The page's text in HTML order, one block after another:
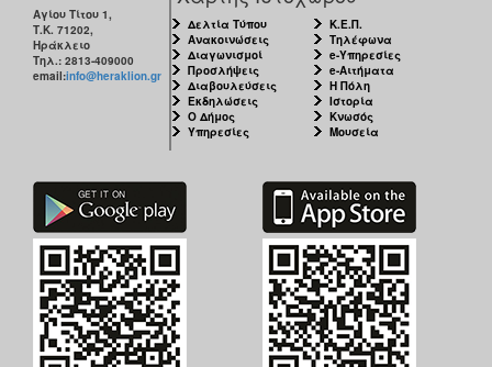
Αγίου Τίτου 1,
Τ.Κ. 71202,
Ηράκλειο
Τηλ.: 2813-409000
email:info@heraklion.gr
Δελτία Τύπου
Ανακοινώσεις
Διαγωνισμοί
Προσλήψεις
Διαβουλεύσεις
Εκδηλώσεις
Ο Δήμος
Υπηρεσίες
Κ.Ε.Π.
Τηλέφωνα
e-Υπηρεσίες
e-Αιτήματα
Η Πόλη
Ιστορία
Κνωσός
Μουσεία